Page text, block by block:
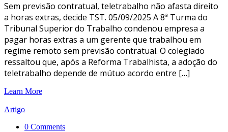
Sem previsão contratual, teletrabalho não afasta direito
a horas extras, decide TST. 05/09/2025 A 8ª Turma do
Tribunal Superior do Trabalho condenou empresa a
pagar horas extras a um gerente que trabalhou em
regime remoto sem previsão contratual. O colegiado
ressaltou que, após a Reforma Trabalhista, a adoção do
teletrabalho depende de mútuo acordo entre […]
Learn More
Artigo
0 Comments